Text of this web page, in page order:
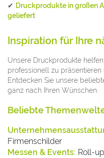
✔ Druckprodukte in großen
geliefert
Inspiration für Ihre
Unsere Druckprodukte
professionell zu
Entdecken Sie unsere
ganz nach Ihren Wünschen.
Beliebte
Firmenschilder
Messen & Events: Roll-